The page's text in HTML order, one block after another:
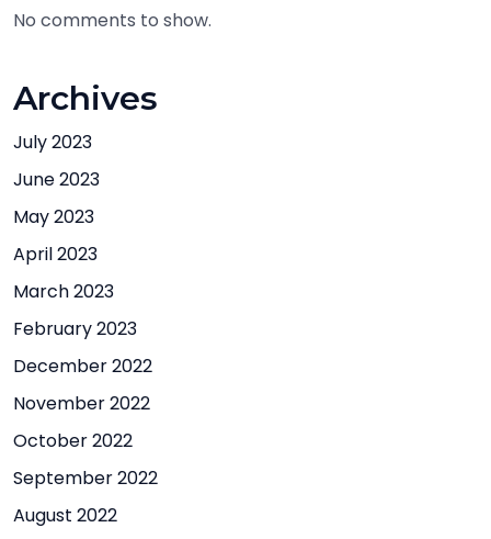
No comments to show.
Archives
July 2023
June 2023
May 2023
April 2023
March 2023
February 2023
December 2022
November 2022
October 2022
September 2022
August 2022